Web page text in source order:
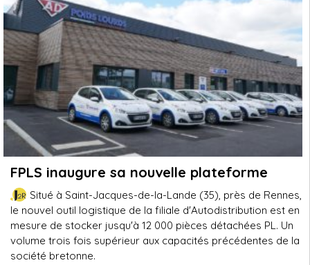
FPLS inaugure sa nouvelle plateforme
Situé à Saint-Jacques-de-la-Lande (35), près de Rennes,
le nouvel outil logistique de la filiale d'Autodistribution est en
mesure de stocker jusqu'à 12 000 pièces détachées PL. Un
volume trois fois supérieur aux capacités précédentes de la
société bretonne.